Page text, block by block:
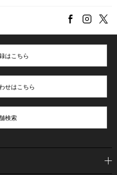
はこちら
せはこちら
検索